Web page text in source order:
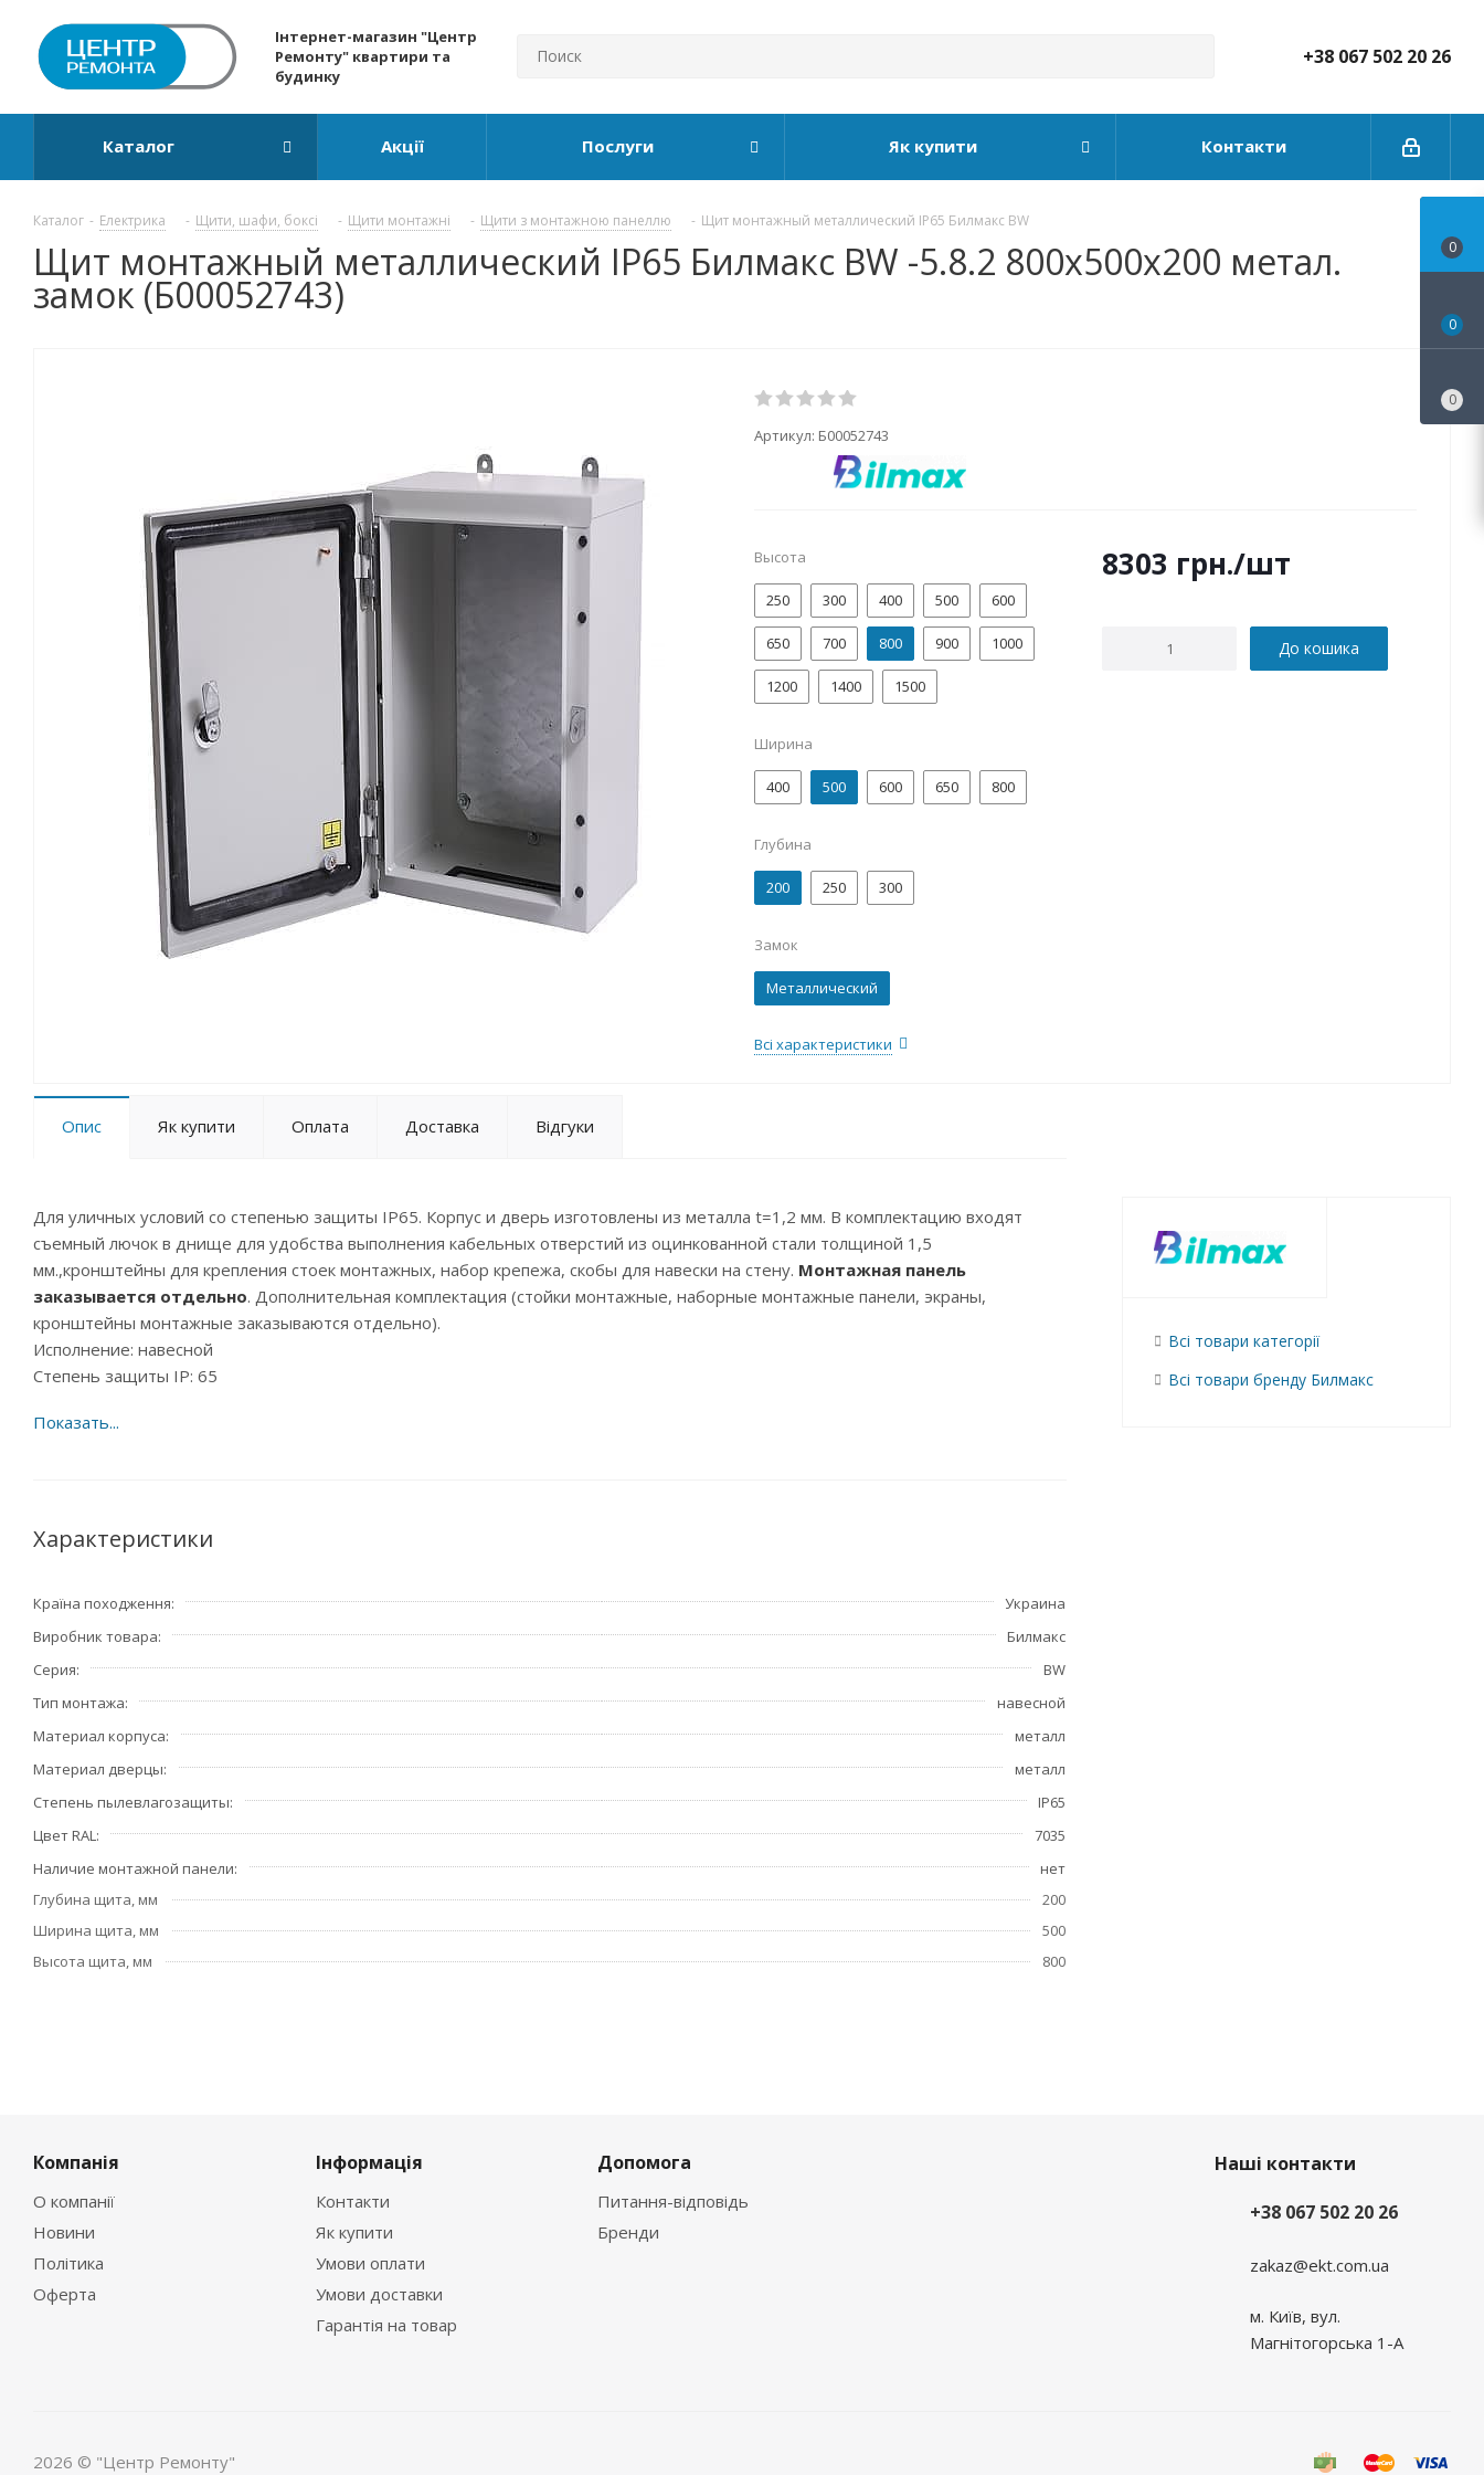
Інтернет-магазин "Центр
Ремонту" квартири та
будинку
+38 067 502 20 26
Каталог Акції Послуги Як купити Контакти
Каталог - Електрика - Щити, шафи, боксі - Щити монтажні - Щити з монтажною панеллю - Щит монтажный металлический IP65 Билмакс BW
Щит монтажный металлический IP65 Билмакс BW -5.8.2 800x500x200 метал.
замок (Б00052743)
Артикул: Б00052743
Высота
250 300 400 500 600
650 700 800 900 1000
1200 1400 1500
Ширина
400 500 600 650 800
Глубина
200 250 300
Замок
Металлический
Всі характеристики
8303 грн./шт
До кошика
Опис Як купити Оплата Доставка Відгуки
Для уличных условий со степенью защиты IP65. Корпус и дверь изготовлены из металла t=1,2 мм. В комплектацию входят
съемный лючок в днище для удобства выполнения кабельных отверстий из оцинкованной стали толщиной 1,5
мм.,кронштейны для крепления стоек монтажных, набор крепежа, скобы для навески на стену. Монтажная панель
заказывается отдельно. Дополнительная комплектация (стойки монтажные, наборные монтажные панели, экраны,
кронштейны монтажные заказываются отдельно).
Исполнение: навесной
Степень защиты IP: 65
Характеристики
Країна походження
Украина
Виробник товара
Билмакс
Серия
BW
Тип монтажа
навесной
Материал корпуса
металл
Материал дверцы
металл
Степень пылевлагозащиты
IP65
Цвет RAL
7035
Наличие монтажной панели
нет
Глубина щита, мм
200
Ширина щита, мм
500
Высота щита, мм
800
Всі товари категорії
Всі товари бренду Билмакс
Компанія
О компанії
Новини
Політика
Оферта
Інформація
Контакти
Як купити
Умови оплати
Умови доставки
Гарантія на товар
Допомога
Питання-відповідь
Бренди
Наші контакти
+38 067 502 20 26
zakaz@ekt.com.ua
м. Київ, вул.
Магнітогорська 1-А
2026 © "Центр Ремонту"
0
0
0